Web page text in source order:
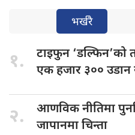
भर्खरै
१. टाइफुन ‘डल्फिन’को
एक हजार ३०० उडान
२. आणविक नीतिमा
जापानमा चिन्ता